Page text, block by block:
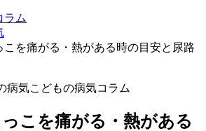
ラム
こを痛がる・熱がある時の目安と尿路
病気こどもの病気コラム
こを痛がる・熱がある